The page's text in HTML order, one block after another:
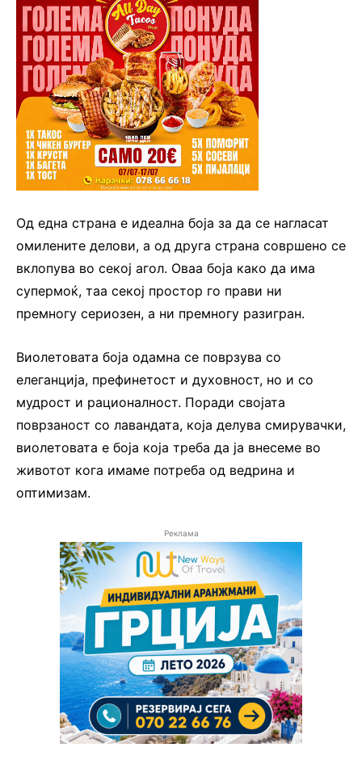
Од една страна е идеална боја за да се нагласат
омилените делови, а од друга страна совршено се
вклопува во секој агол. Оваа боја како да има
супермоќ, таа секој простор го прави ни
премногу сериозен, а ни премногу разигран.
Виолетовата боја одамна се поврзува со
елеганција, префинетост и духовност, но и со
мудрост и рационалност. Поради својата
поврзаност со лавандата, која делува смирувачки,
виолетовата е боја која треба да ја внесеме во
животот кога имаме потреба од ведрина и
оптимизам.
Реклама